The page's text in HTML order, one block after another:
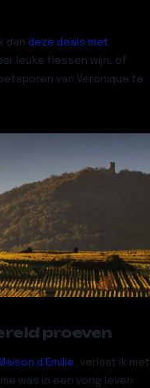
dan deze deals met
leuke flessen wijn, of
van Véronique te
proeven
Maison d’Emilie, verlaat ik met
was in een vorig leven